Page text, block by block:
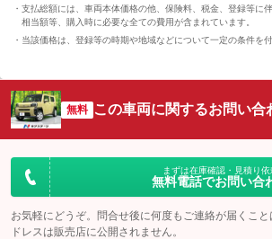
支払総額には、車両本体価格の他、保険料、税金、登録等に
相当額等、購入時に必要な全ての費用が含まれています。
当該価格は、登録等の時期や地域などについて一定の条件を
無料 この車両に関するお問い合
まずは在庫確認・見積り依
無料電話でお問い合
お気軽にどうぞ。問合せ後に何度もご連絡が届くこ
ドレスは販売店に公開されません。